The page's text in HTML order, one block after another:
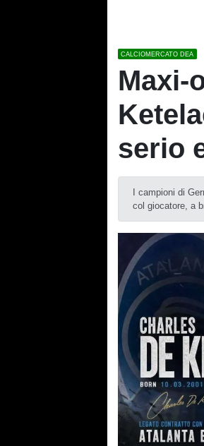
CALCIOMERCATO DEA
Maxi-
serio
I campioni di
col giocatore, a